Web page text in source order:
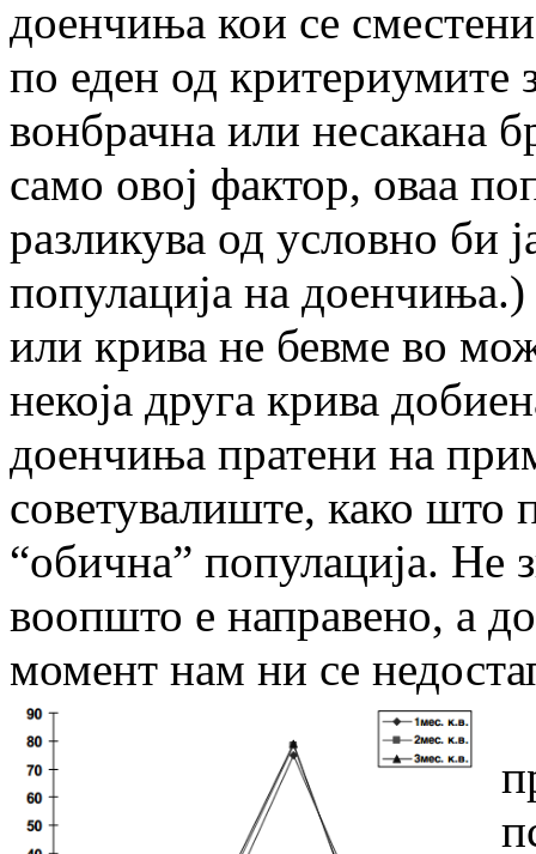
доенчиња кои се
по еден од критериумите
вонбрачна или несакана
само овој фактор, оваа
разликува од условно би
популација на
или крива не бевме во
некоја друга крива
доенчиња пратени на
советувалиште, како што
“обична” популација. Не
воопшто е направено, а
момент нам ни се